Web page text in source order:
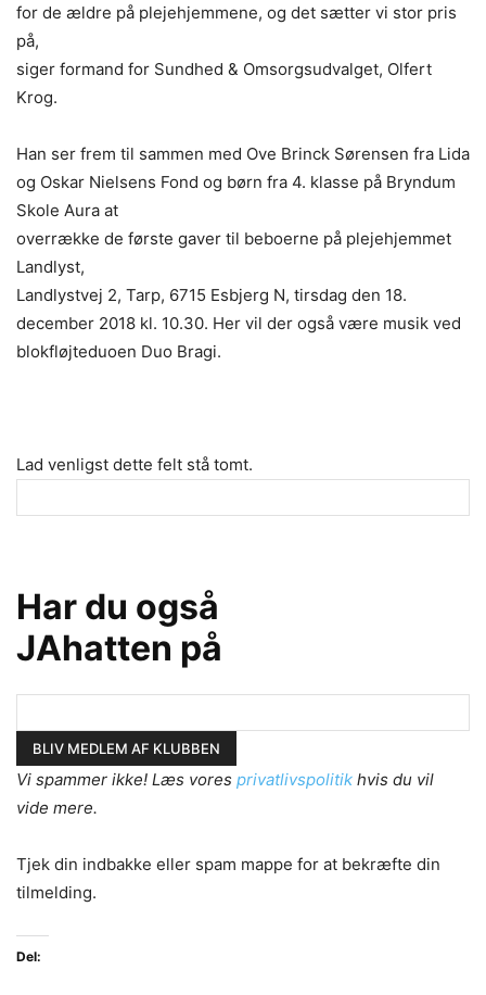
for de ældre på plejehjemmene, og det sætter vi stor pris
på,
siger formand for Sundhed & Omsorgsudvalget, Olfert
Krog.
Han ser frem til sammen med Ove Brinck Sørensen fra Lida
og Oskar Nielsens Fond og børn fra 4. klasse på Bryndum
Skole Aura at
overrække de første gaver til beboerne på plejehjemmet
Landlyst,
Landlystvej 2, Tarp, 6715 Esbjerg N, tirsdag den 18.
december 2018 kl. 10.30. Her vil der også være musik ved
blokfløjteduoen Duo Bragi.
Lad venligst dette felt stå tomt.
Har du også
JAhatten på
Vi spammer ikke! Læs vores privatlivspolitik hvis du vil
vide mere.
Tjek din indbakke eller spam mappe for at bekræfte din
tilmelding.
Del: